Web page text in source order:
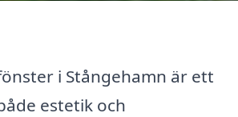
i Stångehamn är ett
estetik och